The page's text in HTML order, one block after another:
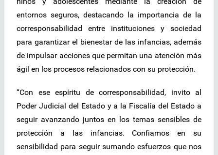
entornos seguros, destacando la importancia de la
corresponsabilidad entre instituciones y sociedad
para garantizar el bienestar de las infancias, además
de impulsar acciones que permitan una atención más
ágil en los procesos relacionados con su protección.
“Con ese espíritu de corresponsabilidad, invito al
Poder Judicial del Estado y a la Fiscalía del Estado a
seguir avanzando juntos en los temas sensibles de
protección a las infancias. Confiamos en su
sensibilidad para seguir sumando esfuerzos que nos